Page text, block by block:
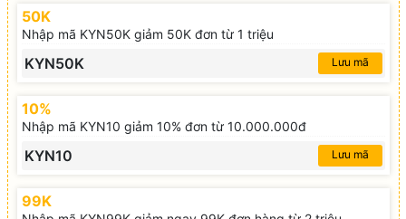
50K
Nhập mã KYN50K giảm 50K đơn từ 1 triệu
KYN50K Lưu mã
10%
Nhập mã KYN10 giảm 10% đơn từ 10.000.000đ
KYN10 Lưu mã
99K